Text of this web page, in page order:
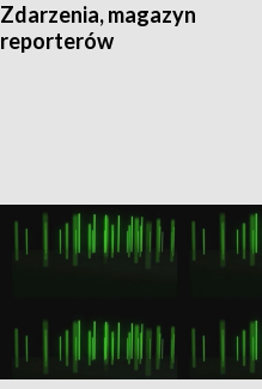
Zdarzenia, magazyn
reporterów